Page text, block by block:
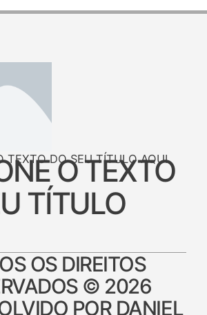
TEXTO DO SEU TÍTULO AQUI
O TEXTO
TÍTULO
OS DIREITOS
© 2026
POR DANIEL